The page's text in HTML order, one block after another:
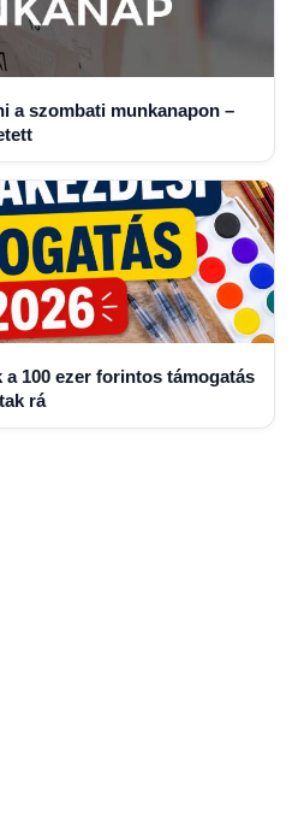
a szombati munkanapon –
100 ezer forintos támogatás
rá